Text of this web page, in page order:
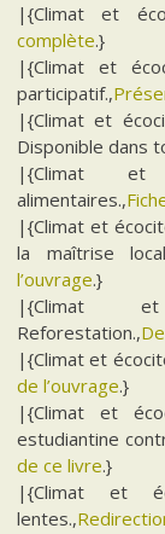
|{Climat et
complète.}
|{Climat et
participatif.,
|{Climat et
Disponible dans
|{Climat et
alimentaires.,
|{Climat et
la maîtrise
l’ouvrage.}
|{Climat et
Reforestation.,
|{Climat et
de l’ouvrage.}
|{Climat et
estudiantine
de ce livre.}
|{Climat et
lentes.,